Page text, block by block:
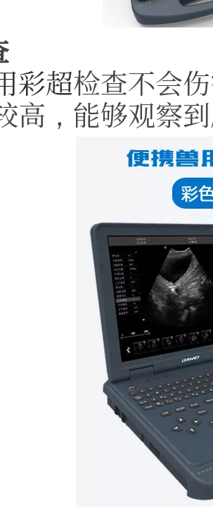
彩超检查不会
高，能够观察